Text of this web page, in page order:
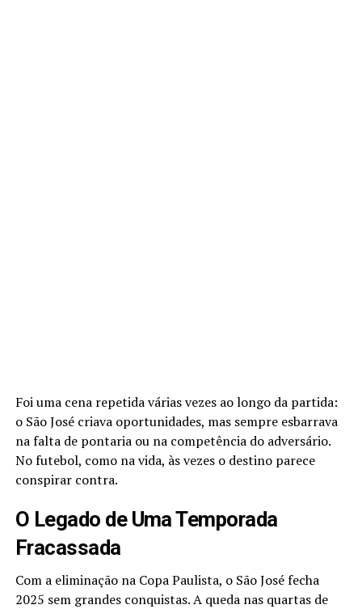
Foi uma cena repetida várias vezes ao longo da partida:
o São José criava oportunidades, mas sempre esbarrava
na falta de pontaria ou na competência do adversário.
No futebol, como na vida, às vezes o destino parece
conspirar contra.
O Legado de Uma Temporada
Fracassada
Com a eliminação na Copa Paulista, o São José fecha
2025 sem grandes conquistas. A queda nas quartas de